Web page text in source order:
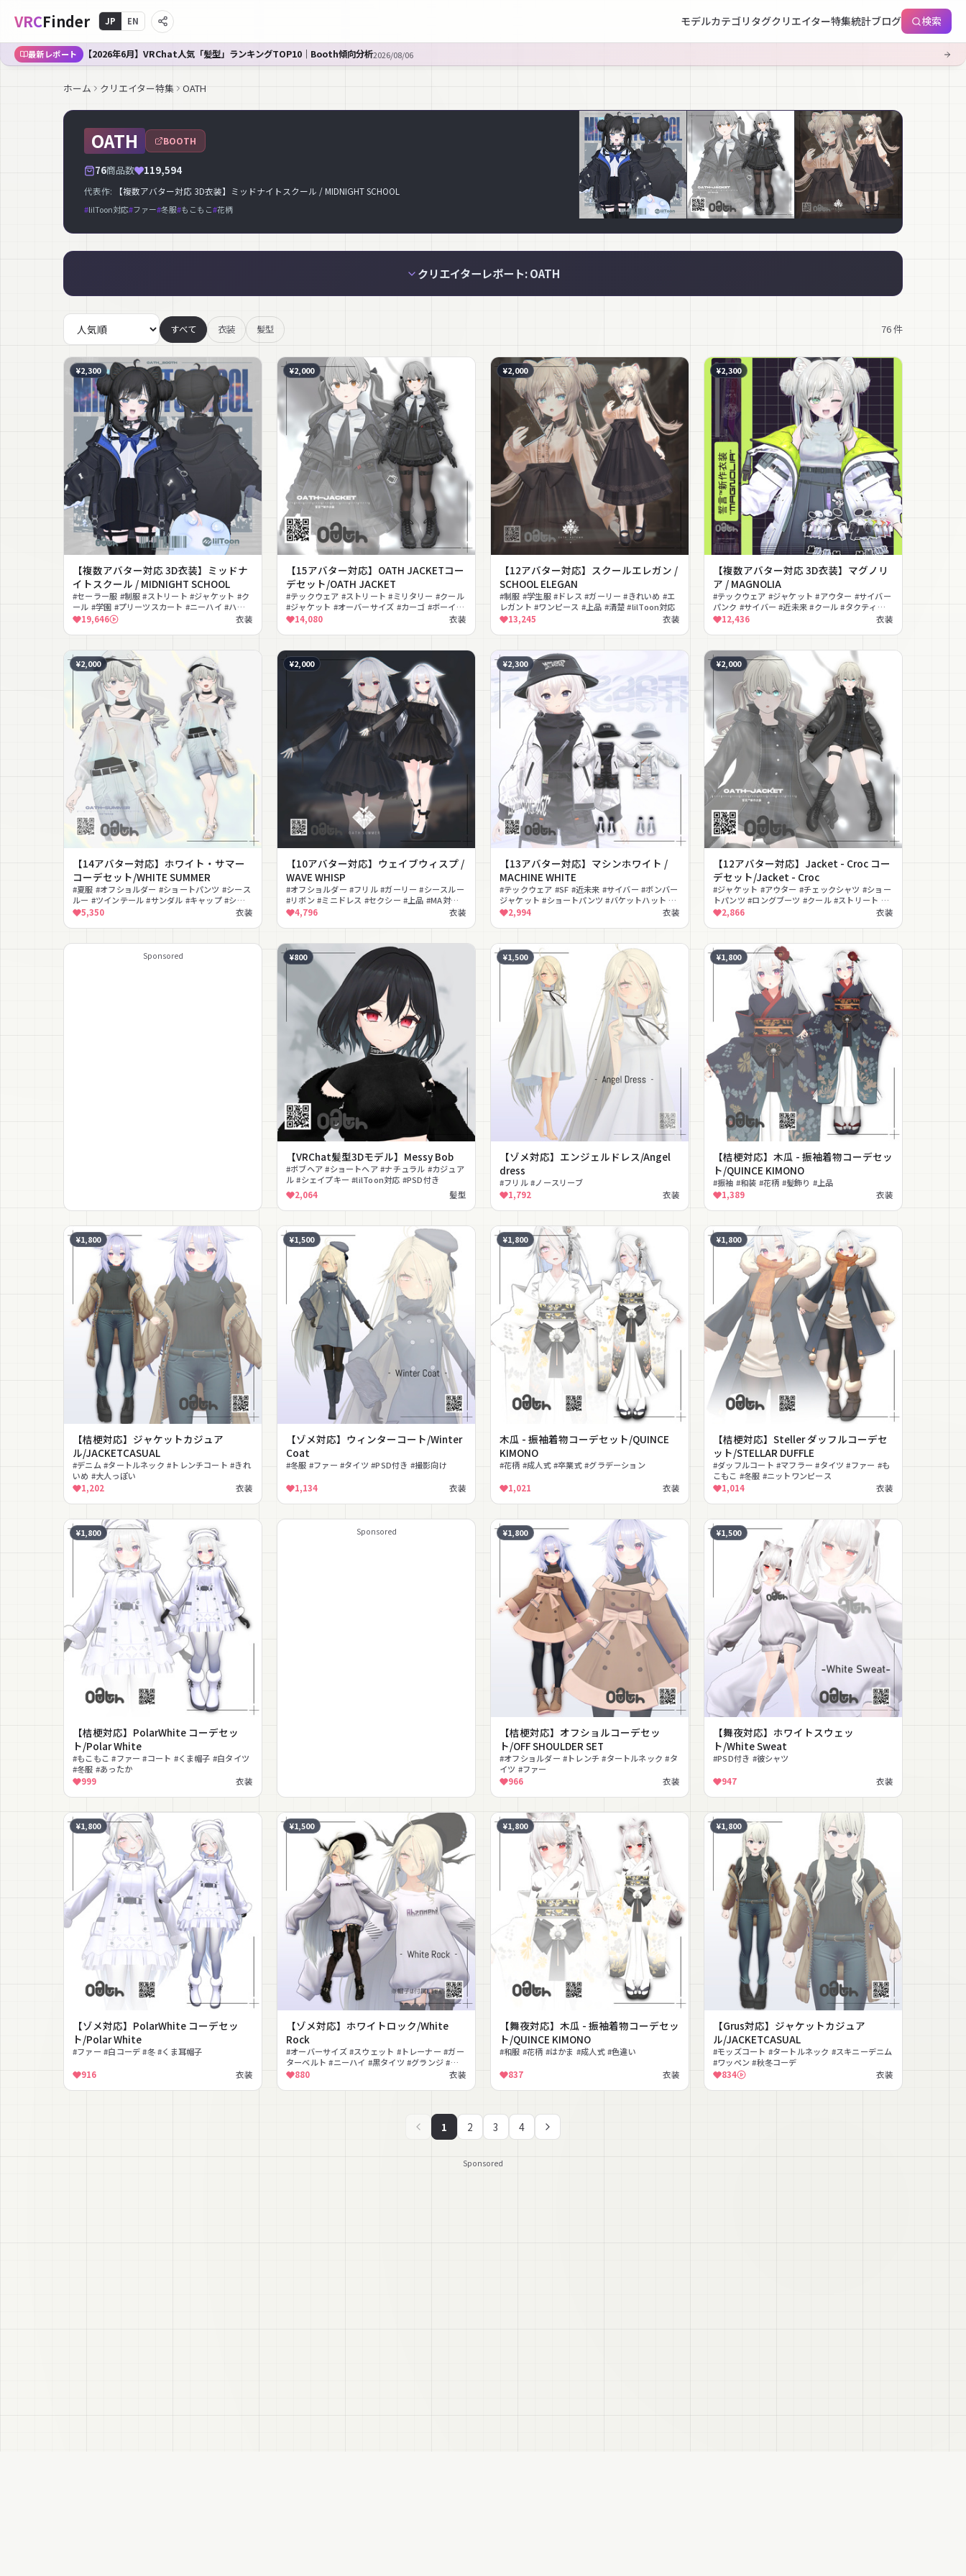
VRCFinder JP EN モデルカテゴリ タグクリエイター特集統計ブログ 検索
最新レポート 【2026年6月】VRChat人気「髪型」ランキングTOP10｜Booth傾向分析2026/08/06
ホーム クリエイター特集 OATH
OATH BOOTH
76商品数 119,594
代表作: 【複数アバター対応 3D衣装】ミッドナイトスクール / MIDNIGHT SCHOOL
#lilToon対応#ファー#冬服#もこもこ#花柄
クリエイターレポート: OATH
すべて 衣装 髪型 76件
¥2,300
【複数アバター対応 3D衣装】ミッドナ
イトスクール / MIDNIGHT SCHOOL
#セーラー服 #制服 #ストリート #ジャケット #ク
ール #学園 #プリーツスカート #ニーハイ #ハー
ネス #ガーター
19,646 衣装
¥2,000
【15アバター対応】OATH JACKETコー
デセット/OATH JACKET
#テックウェア #ストリート #ミリタリー #クール
#ジャケット #オーバーサイズ #カーゴ #ボーイッ
シュ #lilToon対応 #Poiyomi対応
14,080 衣装
¥2,000
【12アバター対応】スクールエレガン /
SCHOOL ELEGAN
#制服 #学生服 #ドレス #ガーリー #きれいめ #エ
レガント #ワンピース #上品 #清楚 #lilToon対応
13,245
衣装
¥2,300
【複数アバター対応 3D衣装】マグノリ
ア / MAGNOLIA
#テックウェア #ジャケット #アウター #サイバー
パンク #サイバー #近未来 #クール #タクティカ
ル #ネオン #lilToon対応
12,436 衣装
¥2,000
【14アバター対応】ホワイト・サマー
コーデセット/WHITE SUMMER
#夏服 #オフショルダー #ショートパンツ #シース
ルー #ツインテール #サンダル #キャップ #ショ
ルダーバッグ #爽やか #ナチュラル
5,350 衣装
¥2,000
【10アバター対応】ウェイブウィスプ /
WAVE WHISP
#オフショルダー #フリル #ガーリー #シースルー
#リボン #ミニドレス #セクシー #上品 #MA対応
#lilToon対応
4,796 衣装
¥2,300
【13アバター対応】マシンホワイト /
MACHINE WHITE
#テックウェア #SF #近未来 #サイバー #ボンバー
ジャケット #ショートパンツ #バケットハット #
ハーネス #白基調 #クール
2,994 衣装
¥2,000
【12アバター対応】Jacket - Croc コー
デセット/Jacket - Croc
#ジャケット #アウター #チェックシャツ #ショー
トパンツ #ロングブーツ #クール #ストリート #
カジュアル #大人っぽい #秋服
2,866 衣装
Sponsored ¥800
【VRChat髪型3Dモデル】Messy Bob
#ボブヘア #ショートヘア #ナチュラル #カジュア
ル #シェイプキー #lilToon対応 #PSD付き
2,064
髪型
¥1,500
【ゾメ対応】エンジェルドレス/Angel
dress
#フリル #ノースリーブ
1,792
衣装
¥1,800
【桔梗対応】木瓜 - 振袖着物コーデセッ
ト/QUINCE KIMONO
#振袖 #和装 #花柄 #髪飾り #上品
1,389
衣装
¥1,800
【桔梗対応】ジャケットカジュア
ル/JACKETCASUAL
#デニム #タートルネック #トレンチコート #きれ
いめ #大人っぽい
1,202
衣装
¥1,500
【ゾメ対応】ウィンターコート/Winter
Coat
#冬服 #ファー #タイツ #PSD付き #撮影向け
1,134
衣装
¥1,800
木瓜 - 振袖着物コーデセット/QUINCE
KIMONO
#花柄 #成人式 #卒業式 #グラデーション
1,021
衣装
¥1,800
【桔梗対応】Steller ダッフルコーデセ
ット/STELLAR DUFFLE
#ダッフルコート #マフラー #タイツ #ファー #も
こもこ #冬服 #ニットワンピース
1,014
衣装
¥1,800
【桔梗対応】PolarWhite コーデセッ
ト/Polar White
#もこもこ #ファー #コート #くま帽子 #白タイツ
#冬服 #あったか
999
衣装
Sponsored ¥1,800
【桔梗対応】オフショルコーデセッ
ト/OFF SHOULDER SET
#オフショルダー #トレンチ #タートルネック #タ
イツ #ファー
966
衣装
¥1,500
【舞夜対応】ホワイトスウェッ
ト/White Sweat
#PSD付き #彼シャツ
947
衣装
¥1,800
【ゾメ対応】PolarWhite コーデセッ
ト/Polar White
#ファー #白コーデ #冬 #くま耳帽子
916
衣装
¥1,500
【ゾメ対応】ホワイトロック/White
Rock
#オーバーサイズ #スウェット #トレーナー #ガー
ターベルト #ニーハイ #黒タイツ #グランジ #部
屋着880 衣装
¥1,800
【舞夜対応】木瓜 - 振袖着物コーデセッ
ト/QUINCE KIMONO
#和服 #花柄 #はかま #成人式 #色違い
837
衣装
¥1,800
【Grus対応】ジャケットカジュア
ル/JACKETCASUAL
#モッズコート #タートルネック #スキニーデニム
#ワッペン #秋冬コーデ
834
衣装
1 2 3 4
Sponsored